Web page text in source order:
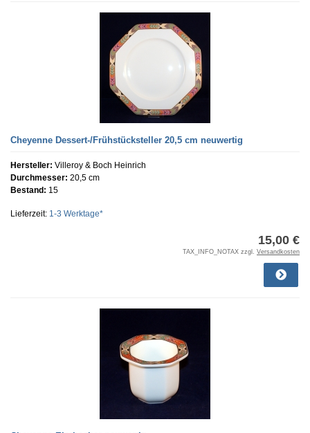
Cheyenne Dessert-/Frühstücksteller 20,5 cm neuwertig
Hersteller: Villeroy & Boch Heinrich
Durchmesser: 20,5 cm
Bestand: 15
Lieferzeit: 1-3 Werktage*
15,00 €
TAX_INFO_NOTAX zzgl. Versandkosten